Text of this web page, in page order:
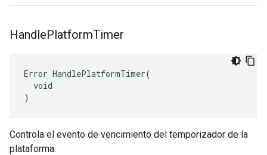
HandlePlatformTimer
Error HandlePlatformTimer(
  void
)
Controla el evento de vencimiento del temporizador de la
plataforma.